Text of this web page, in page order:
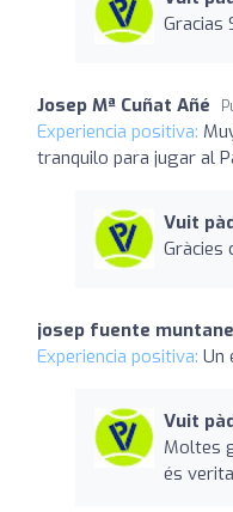
Gracias
Josep Mª Cuñat Añé
Experiencia positiva:
tranquilo para jugar al
Vuit
Gràcies
josep fuente muntane
Experiencia positiva: Un
Vuit
Moltes
és